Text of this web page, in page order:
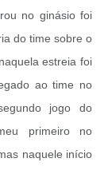
no ginásio foi
do time sobre o
estreia foi
ao time no
jogo do
primeiro no
naquele início